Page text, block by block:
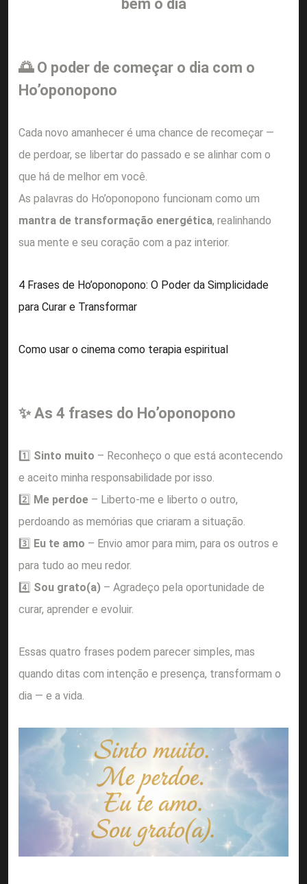
bem o dia
🌅 O poder de começar o dia com o
Ho’oponopono
Cada novo amanhecer é uma chance de recomeçar —
de perdoar, se libertar do passado e se alinhar com o
que há de melhor em você.
As palavras do Ho’oponopono funcionam como um
mantra de transformação energética, realinhando
sua mente e seu coração com a paz interior.
4 Frases de Ho’oponopono: O Poder da Simplicidade
para Curar e Transformar
Como usar o cinema como terapia espiritual
✨ As 4 frases do Ho’oponopono
1️⃣ Sinto muito – Reconheço o que está acontecendo
e aceito minha responsabilidade por isso.
2️⃣ Me perdoe – Liberto-me e liberto o outro,
perdoando as memórias que criaram a situação.
3️⃣ Eu te amo – Envio amor para mim, para os outros e
para tudo ao meu redor.
4️⃣ Sou grato(a) – Agradeço pela oportunidade de
curar, aprender e evoluir.
Essas quatro frases podem parecer simples, mas
quando ditas com intenção e presença, transformam o
dia — e a vida.